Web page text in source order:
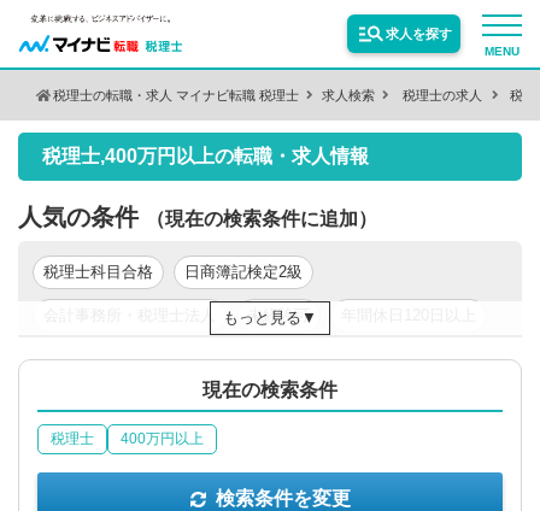
MENU
求人を探す
サービス紹介
転職お役立ち情報
業界情報
求人情報
税理士の転職・求人 マイナビ転職 税理士 求人検索 税理士の求人 税理
税理士,400万円以上の転職・求人情報
人気の条件 （現在の検索条件に追加）
税理士科目合格 日商簿記検定2級
未経験可
新卒可 年収200万円以上 年収300万円以上
東京都 関東
もっと見る
現在の検索条件
税理士 400万円以上
検索条件を変更
保有資格 絞り込む
業種